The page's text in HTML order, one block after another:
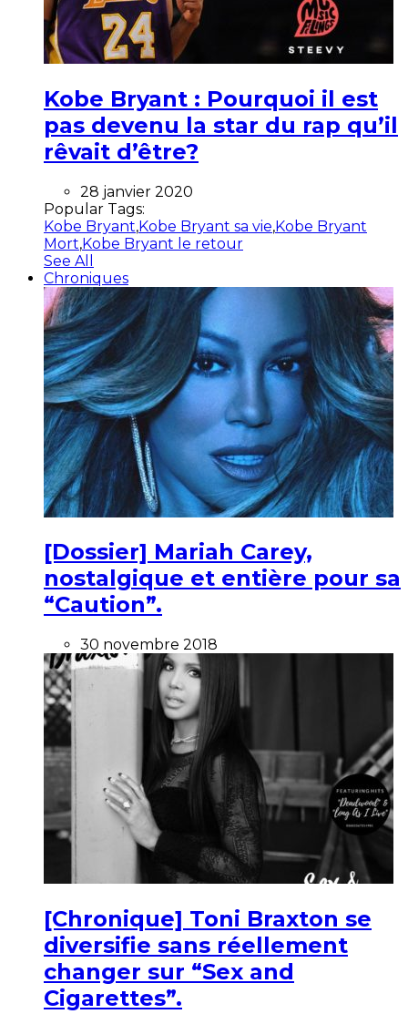
Kobe Bryant : Pourquoi il est
pas devenu la star du rap qu’il
rêvait d’être?
28 janvier 2020
Popular Tags:
Kobe Bryant,Kobe Bryant sa vie,Kobe Bryant
Mort,Kobe Bryant le retour
See All
Chroniques
[Dossier] Mariah Carey,
nostalgique et entière pour sa
“Caution”.
30 novembre 2018
[Chronique] Toni Braxton se
diversifie sans réellement
changer sur “Sex and
Cigarettes”.